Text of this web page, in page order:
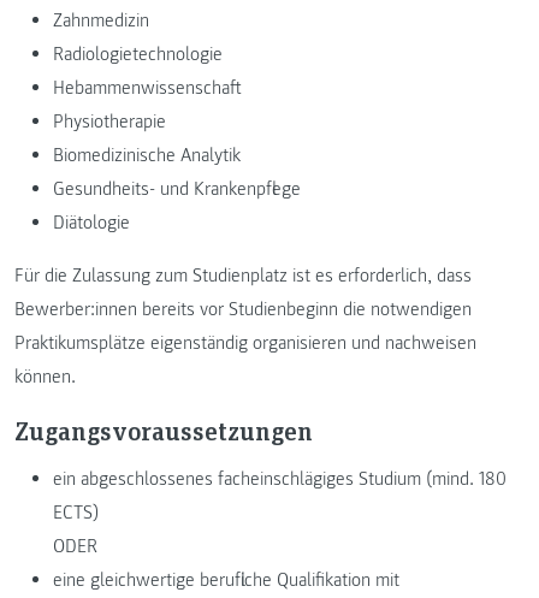
Zahnmedizin
Radiologietechnologie
Hebammenwissenschaft
Physiotherapie
Biomedizinische Analytik
Gesundheits- und Krankenpflege
Diätologie
Für die Zulassung zum Studienplatz ist es erforderlich, dass
Bewerber:innen bereits vor Studienbeginn die notwendigen
Praktikumsplätze eigenständig organisieren und nachweisen
können.
Zugangsvoraussetzungen
ein abgeschlossenes facheinschlägiges Studium (mind. 180
ECTS)
ODER
eine gleichwertige berufliche Qualifikation mit